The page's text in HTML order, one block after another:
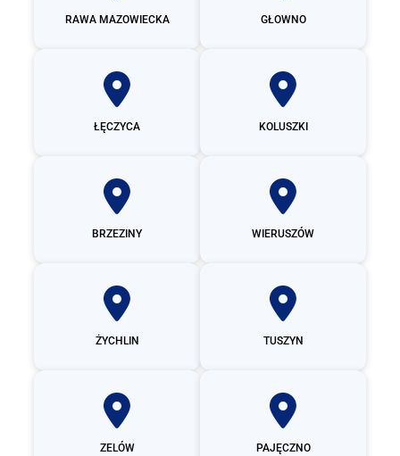
RAWA MAZOWIECKA GŁOWNO
ŁĘCZYCA KOLUSZKI
BRZEZINY WIERUSZÓW
ŻYCHLIN TUSZYN
ZELÓW PAJĘCZNO